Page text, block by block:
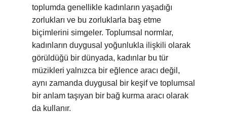
toplumda genellikle kadınların yaşadığı
zorlukları ve bu zorluklarla baş etme
biçimlerini simgeler. Toplumsal normlar,
kadınların duygusal yoğunlukla ilişkili olarak
görüldüğü bir dünyada, kadınlar bu tür
müzikleri yalnızca bir eğlence aracı değil,
aynı zamanda duygusal bir keşif ve toplumsal
bir anlam taşıyan bir bağ kurma aracı olarak
da kullanır.